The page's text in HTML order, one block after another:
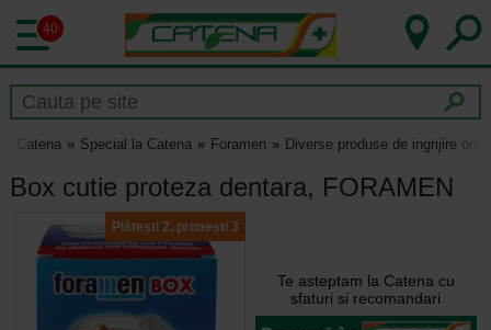
40
Catena Special la Catena Foramen Diverse produse de ingrijire
Box cutie proteza dentara, FORAMEN
Plătești 2, primești 3
Te asteptam la Catena cu
sfaturi si recomandari